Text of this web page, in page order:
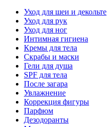
Уход для шеи и декольте
Уход для рук
Уход для ног
Интимная гигиена
Кремы для тела
Скрабы и маски
Гели для душа
SPF для тела
После загара
Увлажнение
Коррекция фигуры
Парфюм
Дезодоранты